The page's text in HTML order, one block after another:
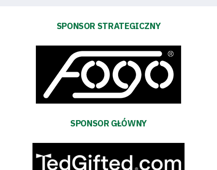
Bilety
SPONSOR STRATEGICZNY
SPONSOR GŁÓWNY